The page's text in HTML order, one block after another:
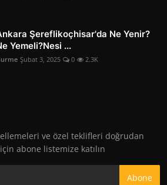
Şereflikoçhisar'da Ne Yenir?
Yemeli?Nesi ...
Şubat 3, 2025 0 2.3K
ve özel teklifleri doğrudan
abone listemize katılın
Abone